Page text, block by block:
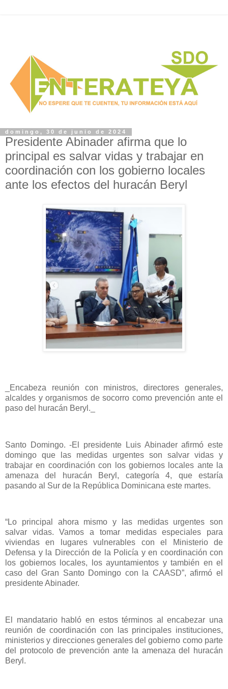
domingo, 30 de junio de 2024
Presidente Abinader afirma que lo
principal es salvar vidas y trabajar en
coordinación con los gobierno locales
ante los efectos del huracán Beryl
_Encabeza reunión con ministros, directores generales,
alcaldes y organismos de socorro como prevención ante el
paso del huracán Beryl._
Santo Domingo. -El presidente Luis Abinader afirmó este
domingo que las medidas urgentes son salvar vidas y
trabajar en coordinación con los gobiernos locales ante la
amenaza del huracán Beryl, categoría 4, que estaría
pasando al Sur de la República Dominicana este martes.
“Lo principal ahora mismo y las medidas urgentes son
salvar vidas. Vamos a tomar medidas especiales para
viviendas en lugares vulnerables con el Ministerio de
Defensa y la Dirección de la Policía y en coordinación con
los gobiernos locales, los ayuntamientos y también en el
caso del Gran Santo Domingo con la CAASD”, afirmó el
presidente Abinader.
El mandatario habló en estos términos al encabezar una
reunión de coordinación con las principales instituciones,
ministerios y direcciones generales del gobierno como parte
del protocolo de prevención ante la amenaza del huracán
Beryl.